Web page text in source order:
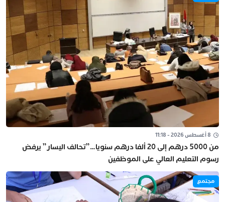
8 أغسطس 2026 - 11:18
من 5000 درهم إلى 20 ألفا درهم سنويا…”تحالف اليسار” يرفض
رسوم التعليم العالي على الموظفين
مجتمع